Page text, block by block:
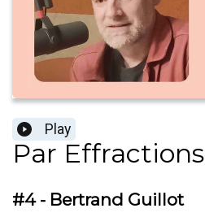
Play
Par Effractions
#4 - Bertrand Guillot